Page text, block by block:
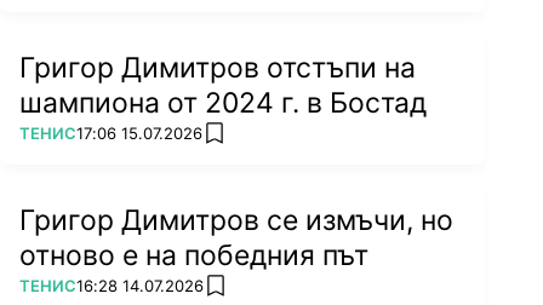
Григор Димитров отстъпи на
шампиона от 2024 г. в Бостад
ПОВЕЧЕ ОТ
ТЕНИС17:06 15.07.2026 add favorites
Григор Димитров се измъчи, но
отново е на победния път
ПОВЕЧЕ ОТ
ТЕНИС16:28 14.07.2026 add favorites